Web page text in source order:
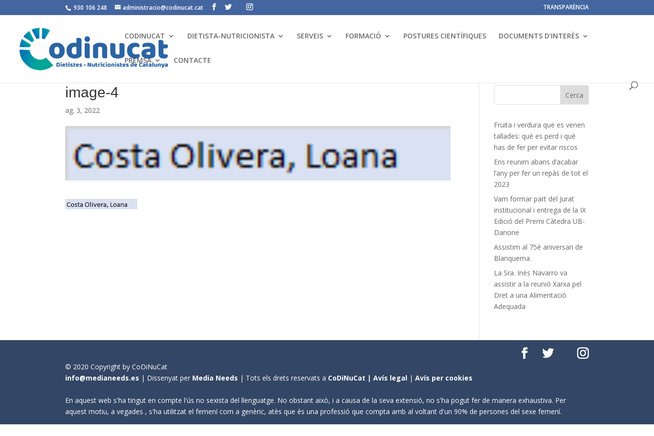
930 106 248 administracio@codinucat.cat TRANSPARÈNCIA
CODINUCAT DIETISTA-NUTRICIONISTA SERVEIS FORMACIÓ POSTURES CIENTÍFIQUES DOCUMENTS D’INTERÈS
PREMSA CONTACTE
image-4
ag. 3, 2022
Fruita i verdura que es venen
tallades: què es perd i què
has de fer per evitar riscos
Ens reunim abans d’acabar
l’any per fer un repàs de tot el
2023
Vam formar part del Jurat
institucional i entrega de la IX
Edició del Premi Càtedra UB-
Danone
Assistim al 75è aniversari de
Blanquerna
La Sra. Inés Navarro va
assistir a la reunió Xarxa pel
Dret a una Alimentació
Adequada
© 2020 Copyright by CoDiNuCat
info@medianeeds.es | Dissenyat per Media Needs | Tots els drets reservats a CoDiNuCat |Avís legal |Avís per cookies
En aquest web s'ha tingut en compte l'ús no sexista del llenguatge. No obstant això, i a causa de la seva extensió, no s'ha pogut fer de manera exhaustiva. Per
aquest motiu, a vegades , s'ha utilitzat el femení com a genèric, atès que és una professió que compta amb al voltant d'un 90% de persones del sexe femení.